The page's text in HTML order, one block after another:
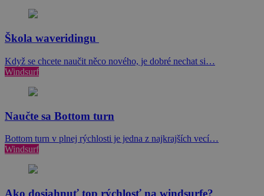
Škola waveridingu
Když se chcete naučit něco nového, je dobré nechat si…
Windsurf
Naučte sa Bottom turn
Bottom turn v plnej rýchlosti je jedna z najkrajších vecí…
Windsurf
Ako dosiahnuť top rýchlosť na windsurfe?